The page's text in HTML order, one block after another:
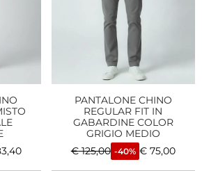
PANTALONE CHINO
REGULAR FIT IN
GABARDINE COLOR
GRIGIO MEDIO
€125,00 -40% €75,00